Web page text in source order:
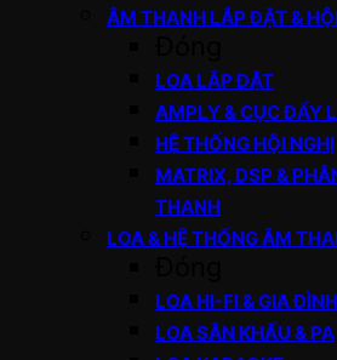
ÂM THANH LẮP ĐẶT &
LOA LẮP ĐẶT
AMPLY & CỤC ĐẨY
HỆ THỐNG HỘI NGHỊ
MATRIX, DSP &
THANH
LOA & HỆ THỐNG ÂM
LOA HI-FI & GIA ĐÌNH
LOA SÂN KHẤU & PA